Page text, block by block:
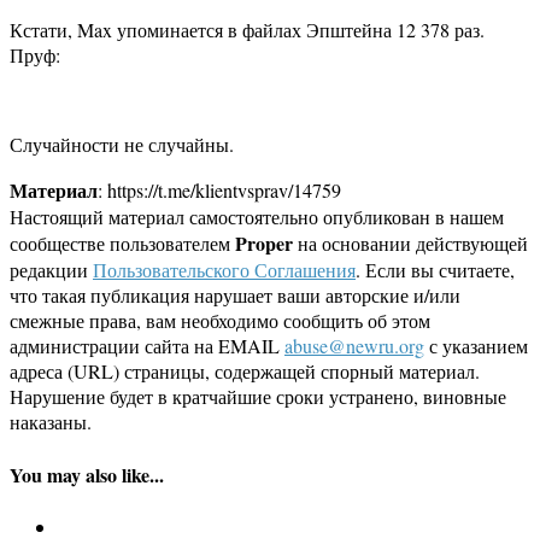
Кстати, Max упоминается в файлах Эпштейна 12 378 раз.
Пруф:
Случайности не случайны.
Материал: https://t.me/klientvsprav/14759
Настоящий материал самостоятельно опубликован в нашем
сообществе пользователемProperна основании действующей
редакции Пользовательского Соглашения. Если вы считаете,
что такая публикация нарушает ваши авторские и/или
смежные права, вам необходимо сообщить об этом
администрации сайта на EMAILabuse@newru.orgс указанием
адреса (URL) страницы, содержащей спорный материал.
Нарушение будет в кратчайшие сроки устранено, виновные
наказаны.
You may also like...